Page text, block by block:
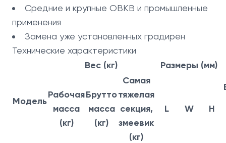
Средние и крупные ОВКВ и промышленные
применения
Замена уже установленных градирен
Технические характеристики
Модель
Вес (кг)
Размеры (мм)
Рабочая
масса
(кг)
Брутто
масса
(кг)
Самая
тяжелая
секция,
змеевик
(кг)
L W H